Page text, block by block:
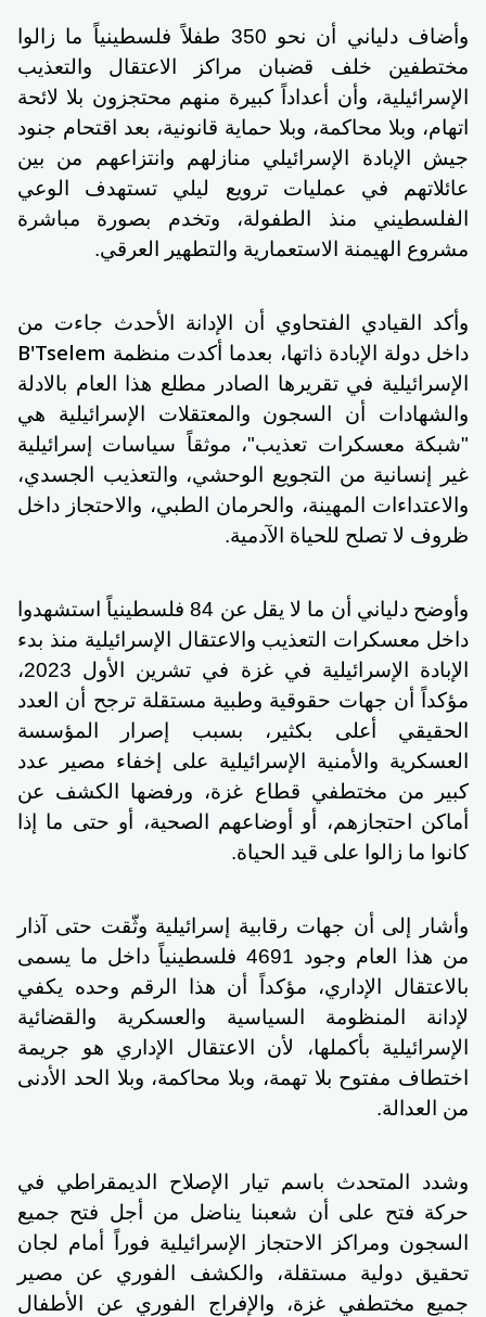
وأضاف دلياني أن نحو 350 طفلاً فلسطينياً ما زالوا
مختطفين خلف قضبان مراكز الاعتقال والتعذيب
الإسرائيلية، وأن أعداداً كبيرة منهم محتجزون بلا لائحة
اتهام، وبلا محاكمة، وبلا حماية قانونية، بعد اقتحام جنود
جيش الإبادة الإسرائيلي منازلهم وانتزاعهم من بين
عائلاتهم في عمليات ترويع ليلي تستهدف الوعي
الفلسطيني منذ الطفولة، وتخدم بصورة مباشرة
مشروع الهيمنة الاستعمارية والتطهير العرقي.
وأكد القيادي الفتحاوي أن الإدانة الأحدث جاءت من
داخل دولة الإبادة ذاتها، بعدما أكدت منظمة B'Tselem
الإسرائيلية في تقريرها الصادر مطلع هذا العام بالادلة
والشهادات أن السجون والمعتقلات الإسرائيلية هي
"شبكة معسكرات تعذيب"، موثقاً سياسات إسرائيلية
غير إنسانية من التجويع الوحشي، والتعذيب الجسدي،
والاعتداءات المهينة، والحرمان الطبي، والاحتجاز داخل
ظروف لا تصلح للحياة الآدمية.
وأوضح دلياني أن ما لا يقل عن 84 فلسطينياً استشهدوا
داخل معسكرات التعذيب والاعتقال الإسرائيلية منذ بدء
الإبادة الإسرائيلية في غزة في تشرين الأول 2023،
مؤكداً أن جهات حقوقية وطبية مستقلة ترجح أن العدد
الحقيقي أعلى بكثير، بسبب إصرار المؤسسة
العسكرية والأمنية الإسرائيلية على إخفاء مصير عدد
كبير من مختطفي قطاع غزة، ورفضها الكشف عن
أماكن احتجازهم، أو أوضاعهم الصحية، أو حتى ما إذا
كانوا ما زالوا على قيد الحياة.
وأشار إلى أن جهات رقابية إسرائيلية وثّقت حتى آذار
من هذا العام وجود 4691 فلسطينياً داخل ما يسمى
بالاعتقال الإداري، مؤكداً أن هذا الرقم وحده يكفي
لإدانة المنظومة السياسية والعسكرية والقضائية
الإسرائيلية بأكملها، لأن الاعتقال الإداري هو جريمة
اختطاف مفتوح بلا تهمة، وبلا محاكمة، وبلا الحد الأدنى
من العدالة.
وشدد المتحدث باسم تيار الإصلاح الديمقراطي في
حركة فتح على أن شعبنا يناضل من أجل فتح جميع
السجون ومراكز الاحتجاز الإسرائيلية فوراً أمام لجان
تحقيق دولية مستقلة، والكشف الفوري عن مصير
جميع مختطفي غزة، والإفراج الفوري عن الأطفال